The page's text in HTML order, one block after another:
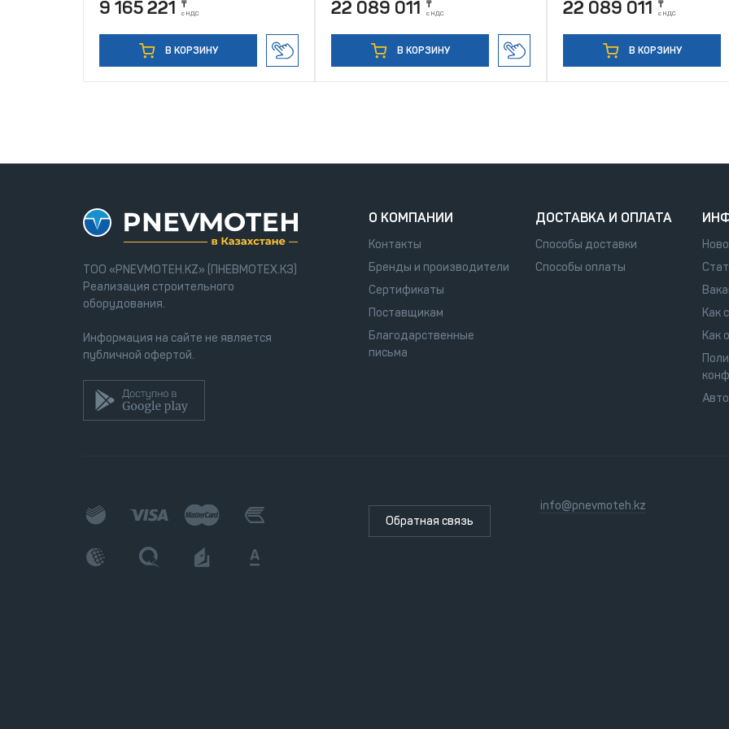
9 165 221 ₸
с НДС
В КОРЗИНУ
22 089 011 ₸
с НДС
В КОРЗИНУ
22 089 011 ₸
с НДС
В КОРЗИНУ
ТОО «PNEVMOTEH.KZ» (ПНЕВМОТЕХ.КЗ)
Реализация строительного
оборудования.
Информация на сайте не является
публичной офертой.
О КОМПАНИИ
Контакты
Бренды и производители
Сертификаты
Поставщикам
Благодарственные
письма
ДОСТАВКА И ОПЛАТА
Способы доставки
Способы оплаты
Как
Как
Обратная связь
info@pnevmoteh.kz